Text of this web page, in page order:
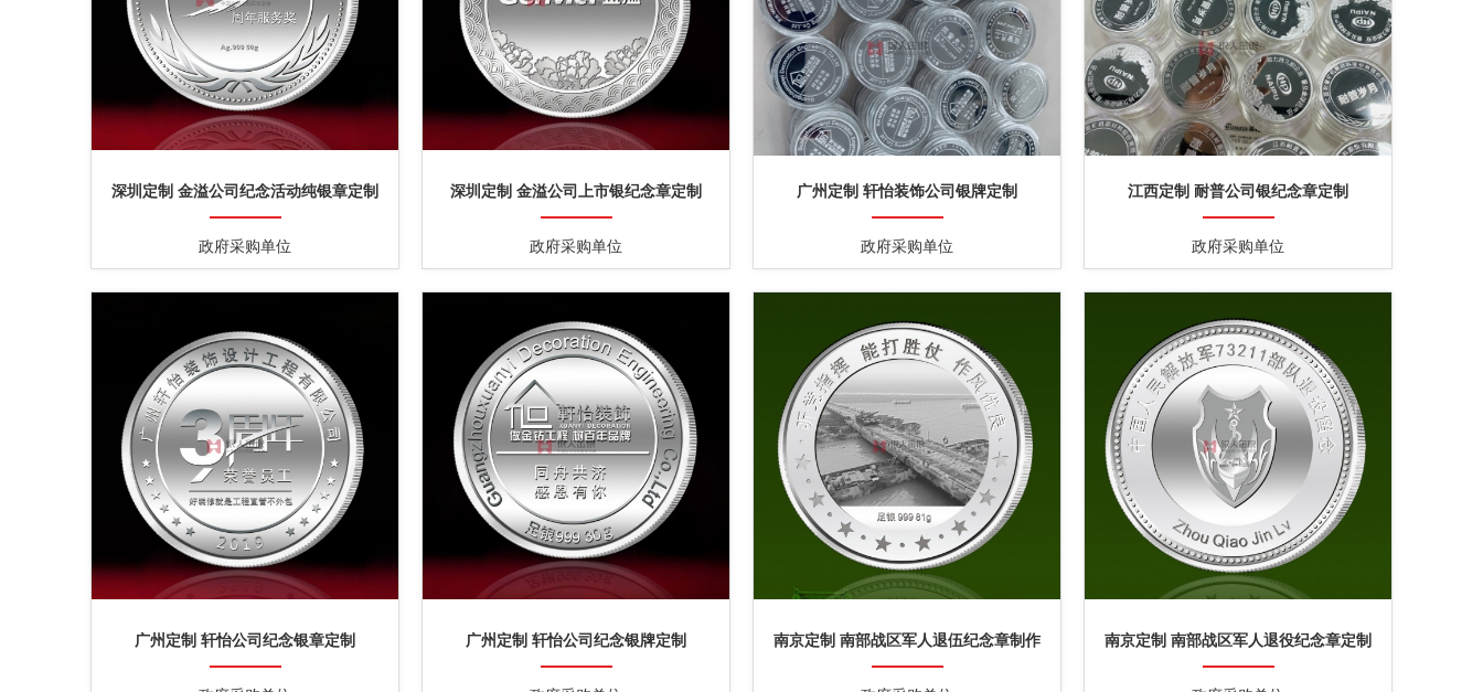
深圳定制 金溢公司纪念活动纯银章定制
政府采购单位
深圳定制 金溢公司上市银纪念章定制
政府采购单位
广州定制 轩怡装饰公司银牌定制
政府采购单位
江西定制 耐普公司银纪念章定制
政府采购单位
广州定制 轩怡公司纪念银章定制 广州定制 轩怡公司纪念银牌定制 南京定制 南部战区军人退伍纪念章制作 南京定制 南部战区军人退役纪念章定制